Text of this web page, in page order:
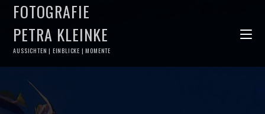
FOTOGRAFIE
PETRA KLEINKE
AUSSICHTEN | EINBLICKE | MOMENTE